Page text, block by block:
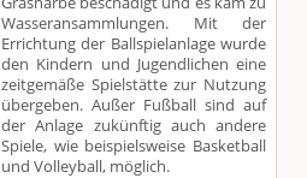
Wasseransammlungen. Mit der
Errichtung der Ballspielanlage wurde
den Kindern und Jugendlichen eine
zeitgemäße Spielstätte zur Nutzung
übergeben. Außer Fußball sind auf
der Anlage zukünftig auch andere
Spiele, wie beispielsweise Basketball
und Volleyball, möglich.